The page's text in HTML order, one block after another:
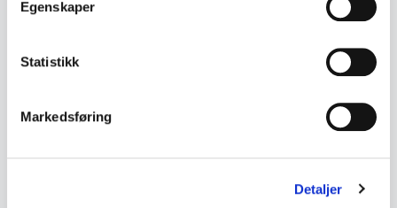
Egenskaper
Statistikk
Markedsføring
Detaljer
• Appears to be older
• Measurements: